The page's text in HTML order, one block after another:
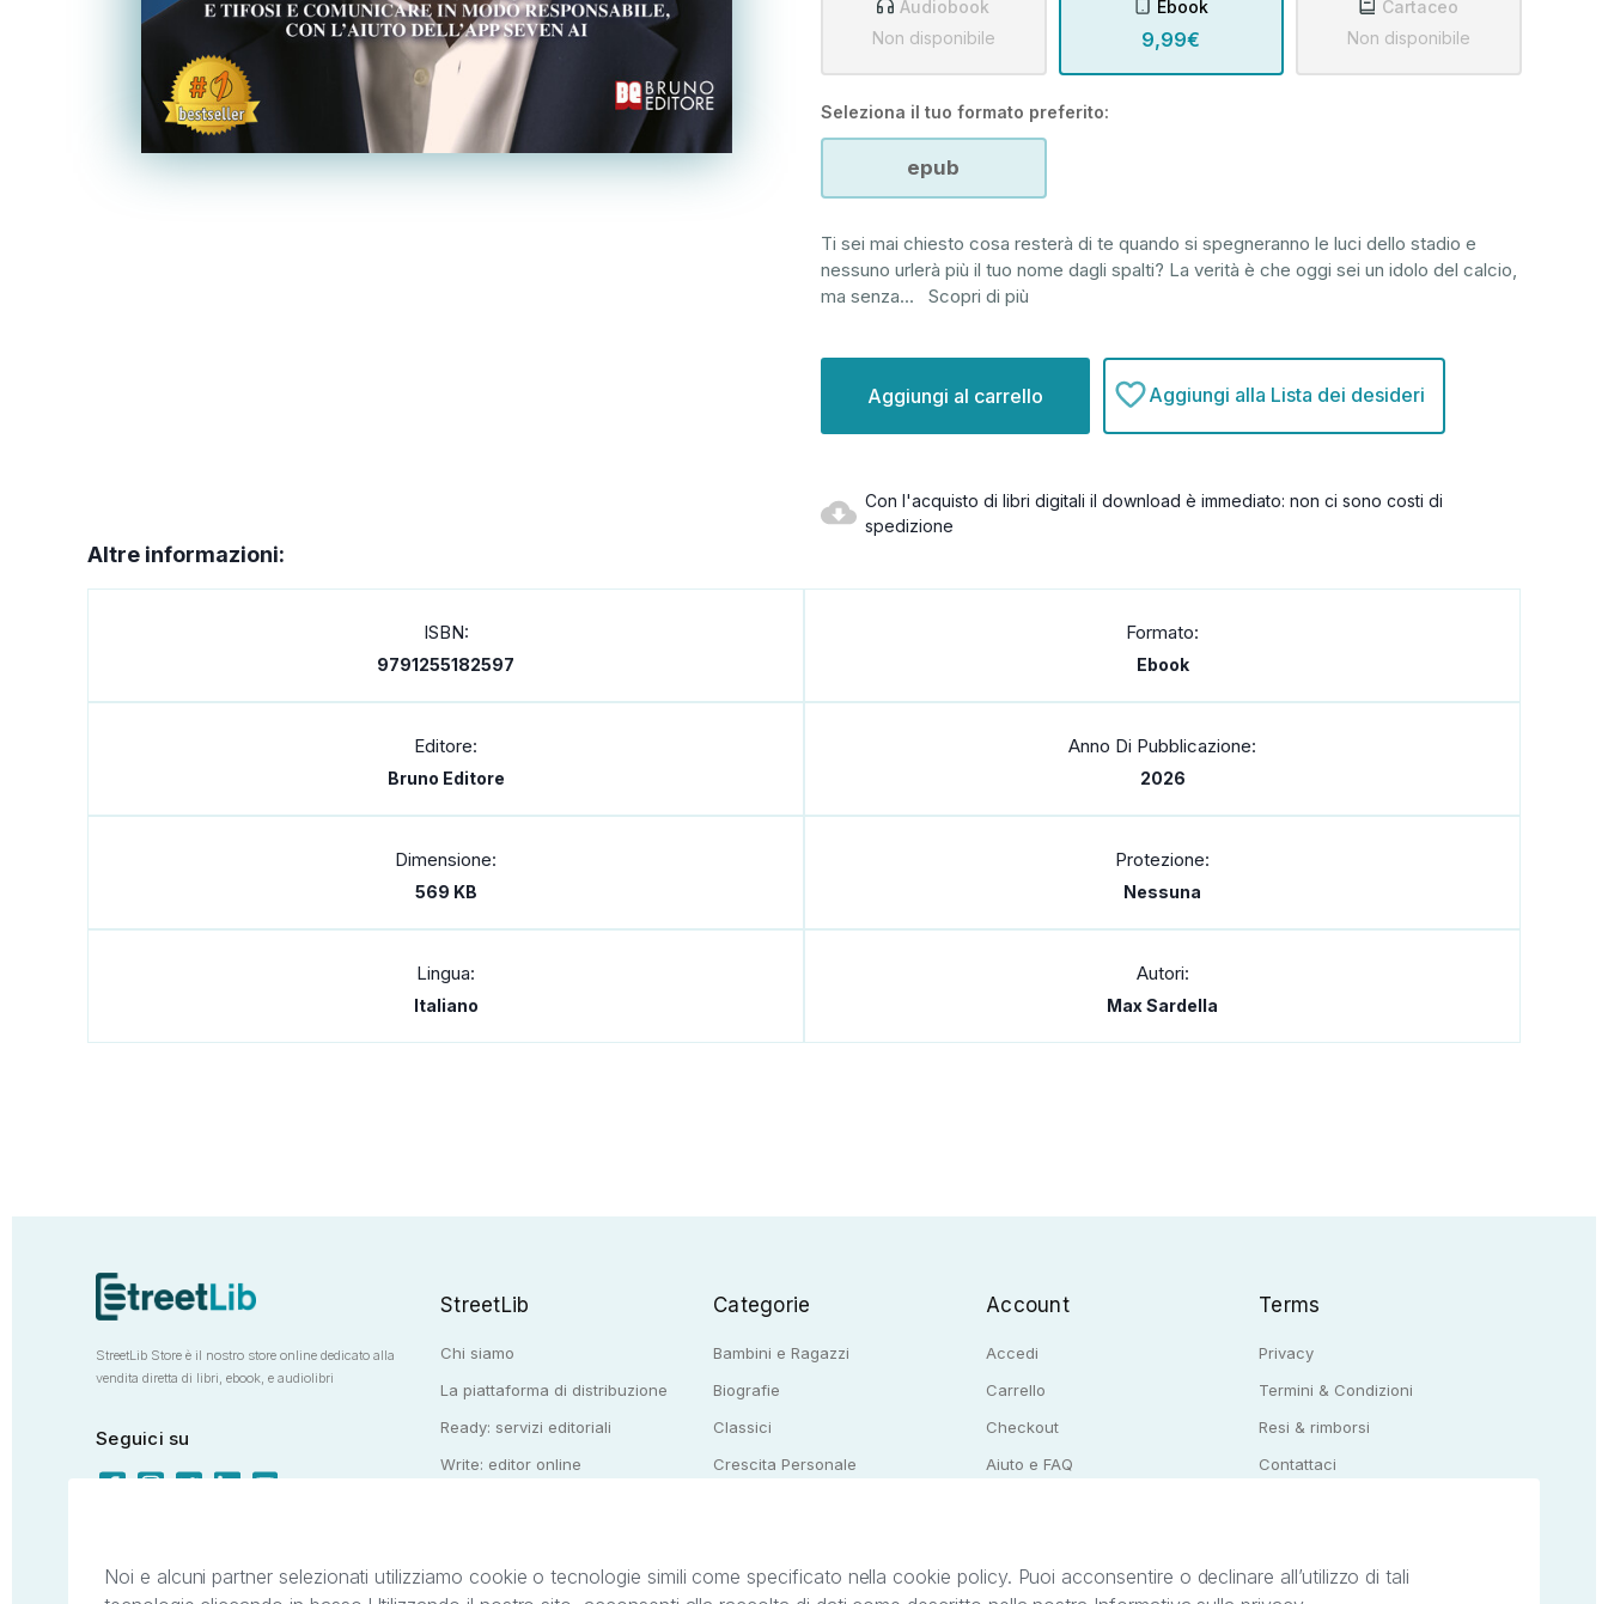
Audiobook
Non disponibile
Ebook
9,99€
Cartaceo
Non disponibile
Seleziona il tuo formato preferito:
epub
Ti sei mai chiesto cosa resterà di te quando si spegneranno le luci dello stadio e
nessuno urlerà più il tuo nome dagli spalti? La verità è che oggi sei un idolo del calcio,
ma senza... Scopri di più
attuale:
Aggiungi alla Lista dei desideri
Con l'acquisto di libri digitali il download è immediato: non ci sono costi di
spedizione
Altre informazioni:
ISBN:
9791255182597
Formato:
Ebook
Editore:
Bruno Editore
Anno Di Pubblicazione:
2026
Dimensione:
569 KB
Protezione:
Nessuna
Lingua:
Italiano
Autori:
Max Sardella
StreetLib Store è il nostro store online dedicato alla
vendita diretta di libri, ebook, e audiolibri
Seguici su
StreetLib
Chi siamo
La piattaforma di distribuzione
Ready: servizi editoriali
Write: editor online
Categorie
Bambini e Ragazzi
Biografie
Classici
Crescita Personale
Account
Accedi
Carrello
Checkout
Aiuto e FAQ
Terms
Privacy
Termini & Condizioni
Resi & rimborsi
Contattaci
Noi e alcuni partner selezionati utilizziamo cookie o tecnologie simili come specificato nella cookie policy. Puoi acconsentire o declinare all’utilizzo di tali